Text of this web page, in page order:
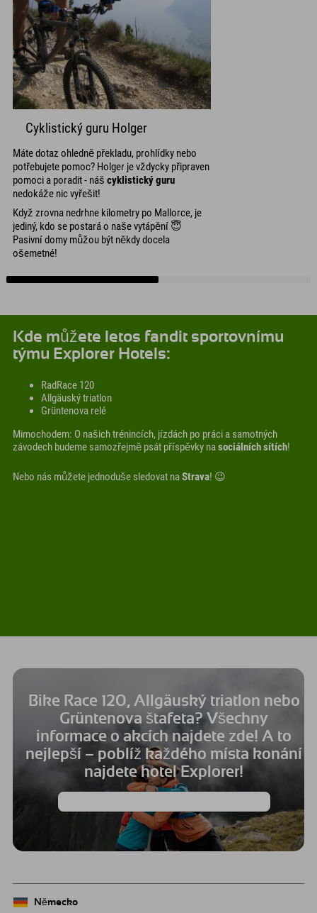
Cyklistický guru Holger
Máte dotaz ohledně překladu, prohlídky nebo
potřebujete pomoc? Holger je vždycky připraven
pomoci a poradit - náš cyklistický guru
nedokáže nic vyřešit!
Když zrovna nedrhne kilometry po Mallorce, je
jediný, kdo se postará o naše vytápění 😇
Pasivní domy můžou být někdy docela
ošemetné!
Kde můžete letos fandit sportovnímu
týmu Explorer Hotels:
RadRace 120
Allgäuský triatlon
Grüntenova relé
Mimochodem: O našich trénincích, jízdách po práci a samotných
závodech budeme samozřejmě psát příspěvky nasociálních sítích!
Nebo nás můžete jednoduše sledovat naStrava! 😉
Bike Race 120, Allgäuský triatlon nebo
Grüntenova štafeta? Všechny
informace o akcích najdete zde! A to
nejlepší – poblíž každého místa konání
najdete hotel Explorer!
Německo